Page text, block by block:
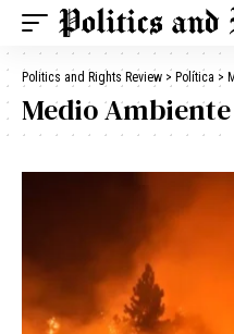
Politics and Rights Review > Política >
Medio Ambiente